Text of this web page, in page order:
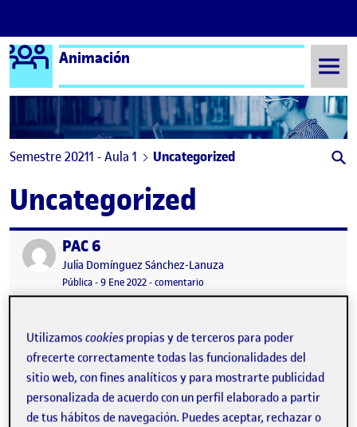
Saltar al contenido
Logo Ágora
Animación
Semestre 20211 - Aula 1 Uncategorized
Uncategorized
Publicado por
PAC 6
Publicado por
Julia Domínguez Sánchez-Lanuza
Visibilidad:
Pública-Fecha de publicación
9 Ene 202222 febrero, 2022 9:04 am
-comentario
Publicado porPec 6- Animación REAL DINOSAURS
Publicado por
Jesús Manuel Martín Fernández de Liencres
Visibilidad:
Pública- Fecha de publicación
9 Ene 2022-comentarioen Pec 6- Animación REAL
Utilizamoscookies propias y de terceros para poder
ofrecerte correctamente todas las funcionalidades del
sitio web, con fines analíticos y para mostrarte publicidad
personalizada de acuerdo con un perfil elaborado a partir
de tus hábitos de navegación. Puedes aceptar, rechazar o